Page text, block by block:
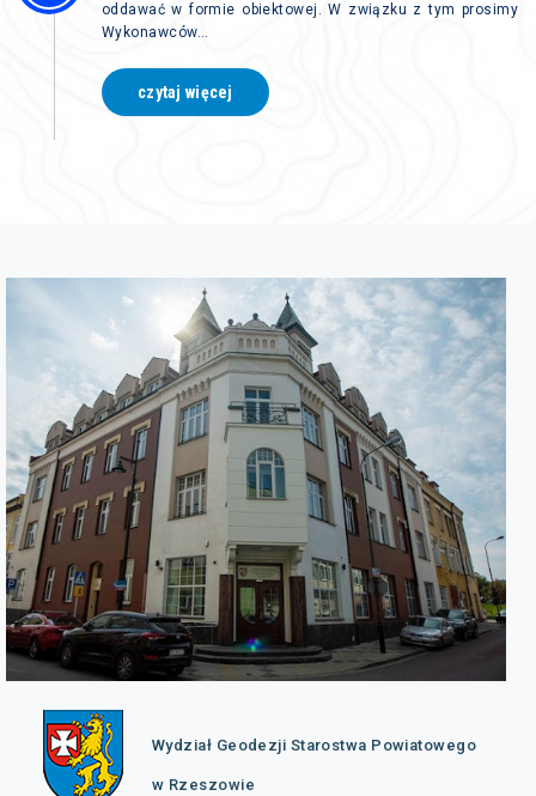
oddawać w formie obiektowej. W związku z tym prosimy
Wykonawców…
czytaj więcej
Wydział Geodezji Starostwa Powiatowego
w Rzeszowie